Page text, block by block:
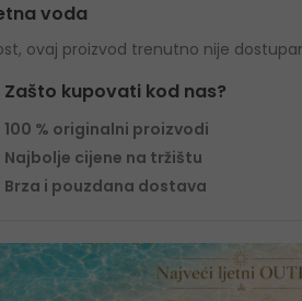
voda
ovaj proizvod trenutno nije
Zašto kupovati kod nas?
100 % originalni proizvodi
Najbolje cijene na tržištu
Brza i pouzdana dostava